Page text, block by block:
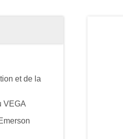
et de la
VEGA